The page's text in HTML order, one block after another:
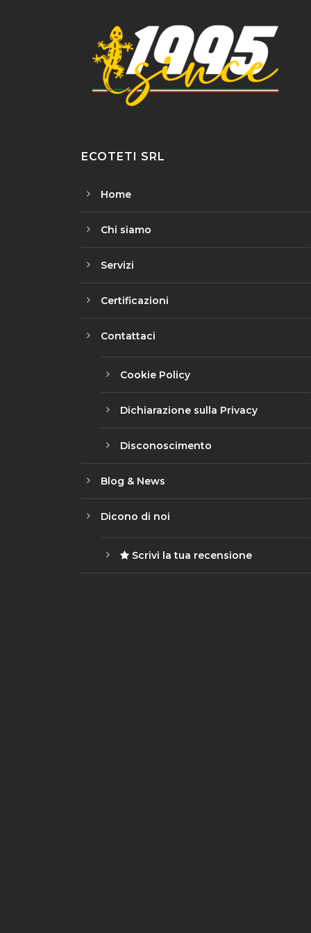
ECOTETI SRL
Home
Chi siamo
Servizi
Certificazioni
Contattaci
Cookie Policy
Dichiarazione sulla Privacy
Disconoscimento
Blog & News
Dicono di noi
Scrivi la tua recensione